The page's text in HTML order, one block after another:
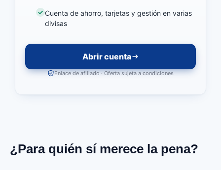
Cuenta de ahorro, tarjetas y gestión en varias
divisas
Abrir cuenta
Enlace de afiliado · Oferta sujeta a condiciones
¿Para quién sí merece la pena?